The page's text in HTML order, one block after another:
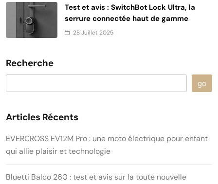
Test et avis : SwitchBot Lock Ultra, la
serrure connectée haut de gamme
28 Juillet 2025
Recherche
go
Articles Récents
EVERCROSS EV12M Pro : une moto électrique pour enfant
qui allie plaisir et technologie
Bluetti Balco 260 : test et avis sur la toute nouvelle